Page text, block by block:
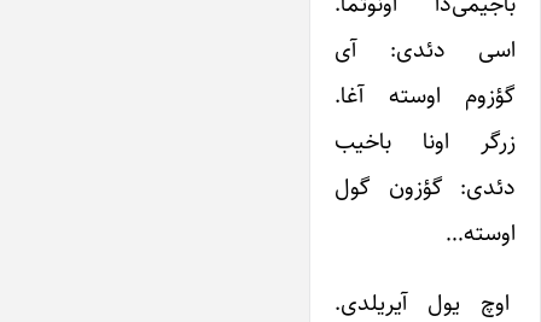
اسی دئدی: آی
گؤزوم اوسته آغا.
زرگر اونا باخیب
دئدی: گؤزون گول
اوسته…
اوچ یول آیریلدی.